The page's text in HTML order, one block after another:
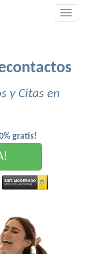
y Citas en
gratis!